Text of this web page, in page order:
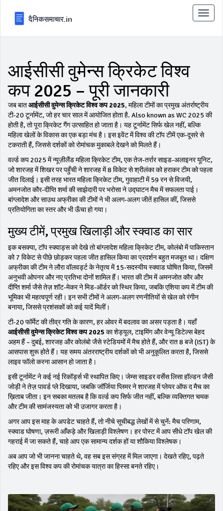
टॉगल
से
आईसीसी वुमेन्स क्रिकेट विश्व
कप 2025 – पूरी जानकारी
जब बातआईसीसी वुमेन्स क्रिकेट विश्व कप 2025, महिला टीमों का प्रमुख अंतर्राष्ट्रीय
टी‑20 टूर्नामेंट, जो हर चार साल में आयोजित होता है. Also known as WC 2025 की
होती है, तो पूरा क्रिकेट गैंग उत्साहित हो जाता है। यह टूर्नामेंट सिर्फ खेल नहीं, बल्कि
महिला खेलों के विकास का एक बड़ा मंच है। इस इवेंट में विश्व की टॉप टीमें एक‑दूसरे से
टकराती हैं, जिससे दर्शकों को रोमांचक मुकाबले देखने को मिलते हैं।
वर्ल्ड कप 2025 मेंन्यूज़ीलैंड महिला क्रिकेट टीम, एक तेज‑तर्रार साइड‑अलाइनर यूनिट,
जो शारजह में शिखर पर पहुँचीने शारजह में 8 विकेट से श्रीलंका को हराकर टीम को पहला
जीत दिलाई। इसी तरहभारत महिला क्रिकेट टीम, गुवाहाटी में 59 रन से विजयी,
अमनजोत कौर‑दीप्ति शर्मा की साझेदारी पर भरोसाने उद्घाटन मैच में सफलता पाई।
बांग्लादेश और साउथ अफ्रीका की टीमों ने भी अलग‑अलग जीतें हासिल कीं, जिससे
प्रतियोगिता का स्तर और भी ऊँचा हो गया।
मुख्य टीमें, प्रमुख खिलाड़ी और स्क्वाड का सार
इक बसक्या, टॉप स्क्वाड्स को देखे तोबांग्लादेश महिला क्रिकेट टीम, कोलंबो में पाकिस्तान
को 7 विकेट से पीछे छोड़कर पहला जीत हासिल कियाका प्रदर्शन बहुत मजबूत था। दक्षिण
अफ्रीका की टीम ने लौरा वॉलवर्ड्ट के नेतृत्व में 15‑सदस्यीय स्क्वाड घोषित किया, जिसमें
अनुभवी ओपनर और नए प्रतिभा दोनों शामिल हैं। भारत की टीम में अमनजोत कौर और
दीप्ति शर्मा जैसे तेज़ शॉट‑मेकर ने मिड‑ऑर्डर को स्थिर किया, जबकि एशिया कप में टीम की
भूमिका भी महत्वपूर्ण रही। इन सभी टीमों ने अलग‑अलग रणनीतियों से खेल को रंगीन
बनाया, जिससे प्रशंसकों को कई यादें मिलीं।
टी-20 फॉर्मेट की तीव्र गति के कारण, हर ओवर में बदलाव का असर पड़ता है। यहाँ
आईसीसी वुमेन्स क्रिकेट विश्व कप 2025 का शेड्यूल, टाइमिंग और वेन्यू डिटेल्स बेहद
अहम हैं – दुबई, शारजह और कोलंबो जैसे स्टेडियमों में मैच होते हैं, और रात 8 बजे (IST) के
आसपास शुरू होते हैं। यह समय अंतरराष्ट्रीय दर्शकों को भी अनुकूलित करता है, जिससे
लाइव फॉलो करना आसान हो जाता है।
इसी टूर्नामेंट ने कई नई रिकॉर्ड्स भी स्थापित किए। जेम्स साइडर वर्सेस लिसा हॉल्डन जैसी
जोड़ी ने तेज़ पावर्ड प्ले दिखाया, जबकि जॉर्जिया प्लिमर ने शारजह में प्लेयर ऑफ द मैच का
ख़िताब जीता। इन सबका मतलब है कि वर्ल्ड कप सिर्फ जीत नहीं, बल्कि व्यक्तिगत चमक
और टीम की सामंजस्यता को भी उजागर करता है।
अगर आप इस माह के अपडेट चाहते हैं, तो नीचे सूचीबद्ध लेखों में से चुनें: मैच परिणाम,
स्क्वाड घोषणा, ज़रूरी आँकड़े और खिलाड़ी विश्लेषण। हर पोस्ट में आप सीधे टॉप खेल की
गहराई में जा सकते हैं, चाहे आप एक सामान्य दर्शक हों या शौकिया विश्लेषक।
अब आप जो भी जानना चाहते थे, वह सब इस संग्रह में मिल जाएगा। देखते रहिए, पढ़ते
रहिए और इस विश्व कप की रोमांचक यात्रा का हिस्सा बनते रहिए।